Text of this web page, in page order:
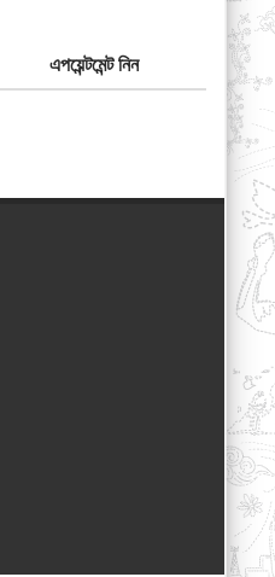
এপয়েন্টমেন্ট নিন